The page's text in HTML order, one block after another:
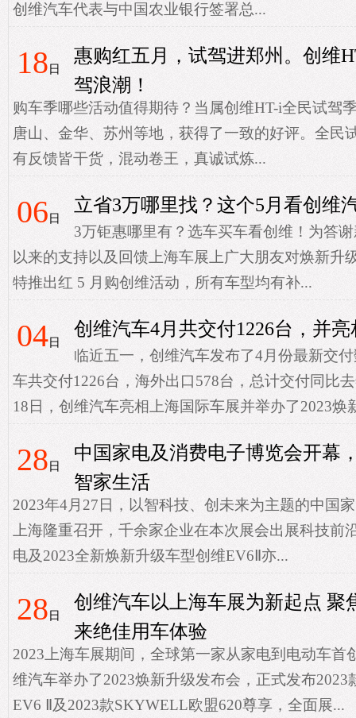
创维汽车代表与中国农业银行签署总...
18 日
惠购红五月，试驾进郑州。创维
驾浪潮！
购车季哪些活动值得期待？当属创维HT-i全民试驾
唐山、金华、苏州等地，获得了一致的好评。全民
有反馈皆干货，混动卷王，真诚试炼...
06 日
立省3万哪里找？这个5月看创维
3万钜惠哪里有？选车买车看创维！为答
以来的支持以及回馈上海车展上广大朋友对焕新升
特推出红 5 月购创维活动，所有车型均有补...
04日
创维汽车4月共交付1226台，并
临近五一，创维汽车发布了4月份最新交
车共交付1226台，海外出口578台，总计交付同比
18日，创维汽车亮相上海国际车展并举办了2023焕
28 日
中国家电及消费电子博览会开幕
智家生活
2023年4月27日，以智科技、创未来为主题的中国
上海隆重召开，千余家企业在本次展会出展科技前
电及2023全新焕新升级车型创维EV6Ⅱ亦...
28 日
创维汽车以上海车展为新起点 聚
来绝佳用车体验
2023上海车展期间，全球第一家从家电到电动车首
维汽车举办了2023焕新升级发布会，正式发布2023
EV6 Ⅱ及2023款SKYWELL欧盟620尊享，全面展...